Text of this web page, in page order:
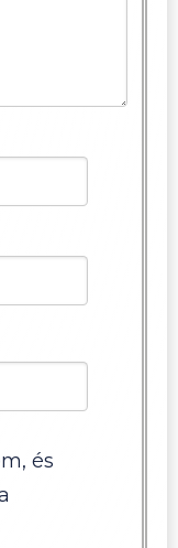
és